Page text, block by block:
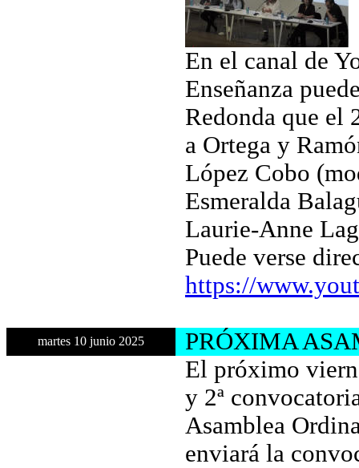
En el canal de
Enseñanza
Redonda que el
a Ortega y
López Cobo
Esmeralda
Laurie-Anne
Puede verse
https://
martes 10 junio 2025
PRÓXIMA
El próximo
y 2ª
Asamblea
enviará la